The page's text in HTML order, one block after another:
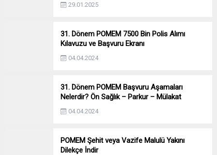
29.01.2025
31. Dönem POMEM 7500 Bin Polis Alımı
Kılavuzu ve Başvuru Ekranı
04.04.2024
31. Dönem POMEM Başvuru Aşamaları
Nelerdir? Ön Sağlık – Parkur – Mülakat
04.04.2024
POMEM Şehit veya Vazife Malulü Yakını
Dilekçe İndir